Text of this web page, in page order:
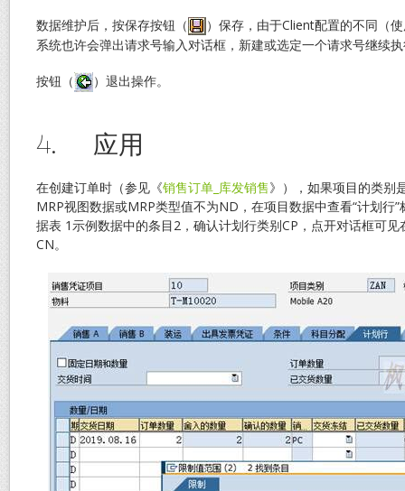
数据维护后，按保存按钮（
）保存，由于Client配置的不同（
系统也许会弹出请求号输入对话框，新建或选定一个请求号继续
按钮（ ）退出操作。
4. 应用
在创建订单时（参见《销售订单_库发销售》），如果项目的类别
MRP视图数据或MRP类型值不为ND，在项目数据中查看“计划行
据表 1示例数据中的条目2，确认计划行类别CP，点开对话框可
CN。